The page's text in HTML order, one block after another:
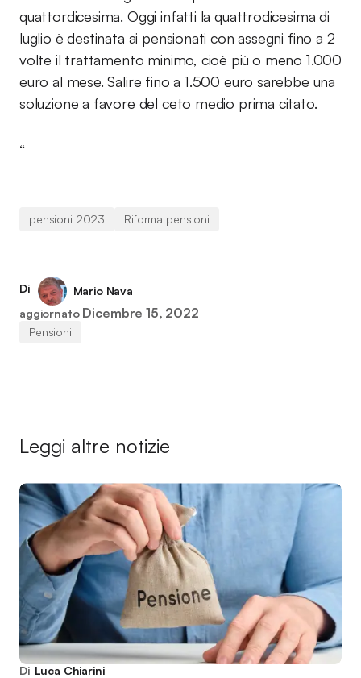
quattordicesima. Oggi infatti la quattrodicesima di
luglio è destinata ai pensionati con assegni fino a 2
volte il trattamento minimo, cioè più o meno 1.000
euro al mese. Salire fino a 1.500 euro sarebbe una
soluzione a favore del ceto medio prima citato.
“
pensioni 2023 Riforma pensioni
Di
Mario Nava
aggiornato Dicembre 15, 2022
Pensioni
Leggi altre notizie
Di Luca Chiarini